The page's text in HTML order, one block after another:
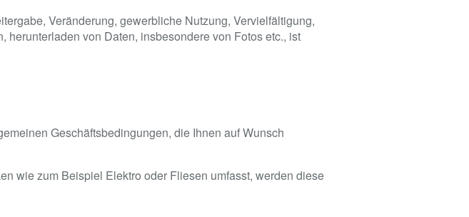
Veränderung, gewerbliche Nutzung, Vervielfältigung,
von Daten, insbesondere von Fotos etc., ist
Geschäftsbedingungen, die Ihnen auf Wunsch
wie zum Beispiel Elektro oder Fliesen umfasst, werden diese